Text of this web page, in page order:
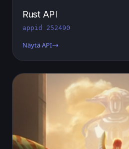
Rust API
appid 252490
Näytä API